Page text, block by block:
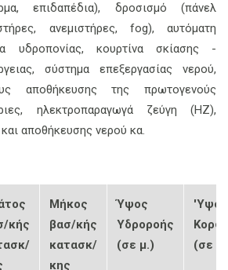
επιδαπέδια), δροσισμό (πάνελ
ανεμιστήρες, fog), αυτόματη
υδροπονίας, κουρτίνα σκίασης -
σύστημα επεξεργασίας νερού,
αποθήκευσης της πρωτογενούς
ηλεκτροπαραγωγά ζεύγη (ΗΖ),
αποθήκευσης νερού κα.
κής
Μήκος
βασ/κής
κατασκ/
κης
Ύψος
Υδροροής
(σε μ.)
'Υψος
(σε